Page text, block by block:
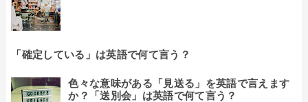
「確定している」は英語で何て言う？
色々な意味がある「見送る」を英語で言えます
か？「送別会」は英語で何て言う？